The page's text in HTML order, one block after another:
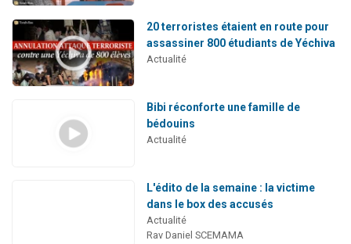
20 terroristes étaient en route pour
assassiner 800 étudiants de Yéchiva
Actualité
Bibi réconforte une famille de
bédouins
Actualité
L'édito de la semaine : la victime
dans le box des accusés
Actualité
Rav Daniel SCEMAMA